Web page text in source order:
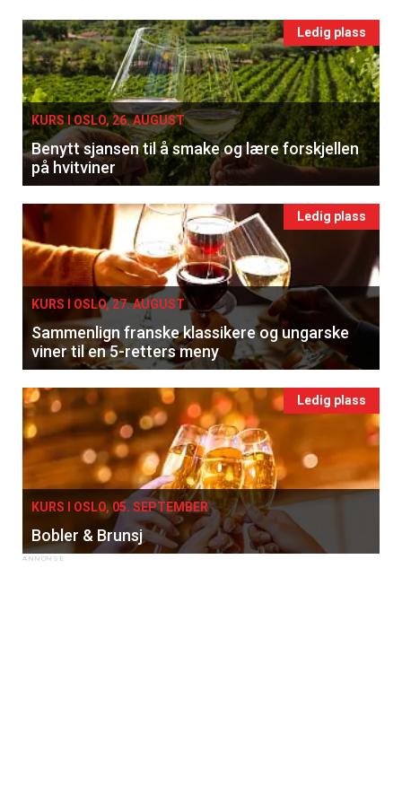
Ledig plass
KURS I OSLO, 26. AUGUST
Benytt sjansen til å smake og lære forskjellen
på hvitviner
Ledig plass
KURS I OSLO, 27. AUGUST
Sammenlign franske klassikere og ungarske
viner til en 5-retters meny
Ledig plass
KURS I OSLO, 05. SEPTEMBER
Bobler & Brunsj